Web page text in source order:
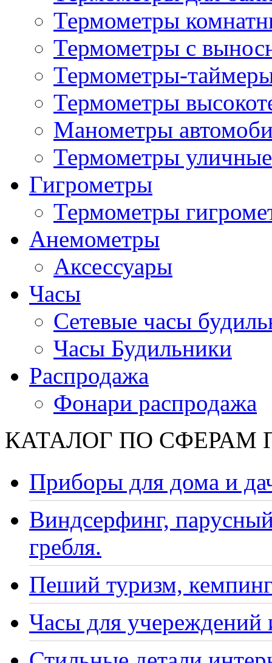
Термометры
Термометры с
Термометры-
Термометры
Манометры
Термометры уличные
Гигрометры
Термометры
Анемометры
Аксессуары
Часы
Сетевые часы
Часы Будильники
Распродажа
Фонари распродажа
КАТАЛОГ ПО СФЕРАМ
Приборы для дома и
Виндсерфинг,
гребля.
Пеший туризм,
Часы для учереждений